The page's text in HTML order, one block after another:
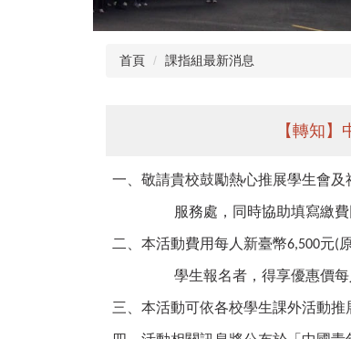
首頁 課指組最新消息
【轉知
一、敬請貴校鼓勵熱心推展學生會
服務處，同時協助填寫繳費
二、本活動費用每人新臺幣6,500元(
學生報名者，得享優惠價每
三、本活動可依各校學生課外活動推